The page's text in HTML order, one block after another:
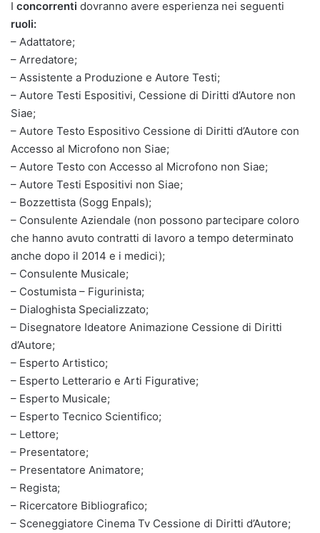
I concorrenti dovranno avere esperienza nei seguenti
ruoli:
– Adattatore;
– Arredatore;
– Assistente a Produzione e Autore Testi;
– Autore Testi Espositivi, Cessione di Diritti d’Autore non
Siae;
– Autore Testo Espositivo Cessione di Diritti d’Autore con
Accesso al Microfono non Siae;
– Autore Testo con Accesso al Microfono non Siae;
– Autore Testi Espositivi non Siae;
– Bozzettista (Sogg Enpals);
– Consulente Aziendale (non possono partecipare coloro
che hanno avuto contratti di lavoro a tempo determinato
anche dopo il 2014 e i medici);
– Consulente Musicale;
– Costumista – Figurinista;
– Dialoghista Specializzato;
– Disegnatore Ideatore Animazione Cessione di Diritti
d’Autore;
– Esperto Artistico;
– Esperto Letterario e Arti Figurative;
– Esperto Musicale;
– Esperto Tecnico Scientifico;
– Lettore;
– Presentatore;
– Presentatore Animatore;
– Regista;
– Ricercatore Bibliografico;
– Sceneggiatore Cinema Tv Cessione di Diritti d’Autore;